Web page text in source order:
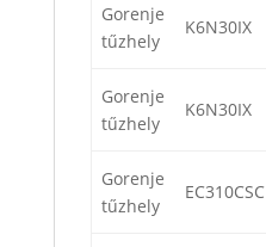
Gorenje
tűzhely
K6N30IX
Gorenje
tűzhely
K6N30IX
Gorenje
tűzhely
EC310CSC